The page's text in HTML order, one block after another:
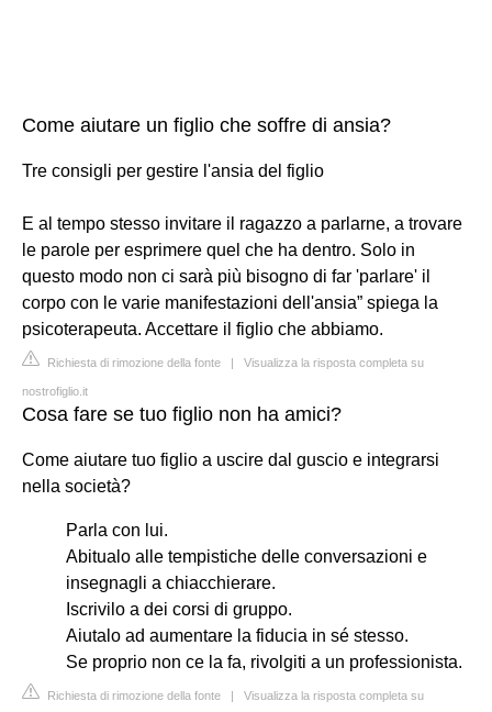
Come aiutare un figlio che soffre di ansia?
Tre consigli per gestire l'ansia del figlio
E al tempo stesso invitare il ragazzo a parlarne, a trovare
le parole per esprimere quel che ha dentro. Solo in
questo modo non ci sarà più bisogno di far 'parlare' il
corpo con le varie manifestazioni dell'ansia” spiega la
psicoterapeuta. Accettare il figlio che abbiamo.
Richiesta di rimozione della fonte | Visualizza la risposta completa su
nostrofiglio.it
Cosa fare se tuo figlio non ha amici?
Come aiutare tuo figlio a uscire dal guscio e integrarsi
nella società?
Parla con lui.
Abitualo alle tempistiche delle conversazioni e
insegnagli a chiacchierare.
Iscrivilo a dei corsi di gruppo.
Aiutalo ad aumentare la fiducia in sé stesso.
Se proprio non ce la fa, rivolgiti a un professionista.
Richiesta di rimozione della fonte | Visualizza la risposta completa su